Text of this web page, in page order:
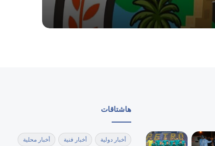
صرمان: احباط محاولة تفجير سيارة مفخخة
رؤوس تماثيل وتكرم الأمن الداخلي
هاشتاقات
أخبار دولية أخبار فنية أخبار محلية